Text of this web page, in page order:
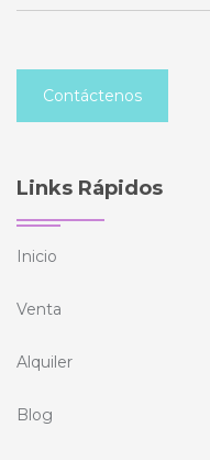
Contáctenos
Links Rápidos
Inicio
Venta
Alquiler
Blog